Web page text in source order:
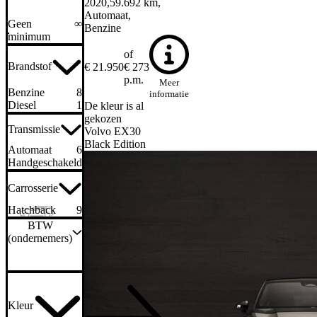
Geen
minimum
∞
Brandstof
Benzine
8
Diesel
1
Transmissie
Automaat
6
Handgeschakeld
Carrosserie
Hatchback
9
BTW
(ondernemers)
Kleur
Automaat
Benzine
€ 21.950
of
€ 273
p.m.
Meer
informatie
De kleur is al
gekozen
Volvo EX30
Black Edition